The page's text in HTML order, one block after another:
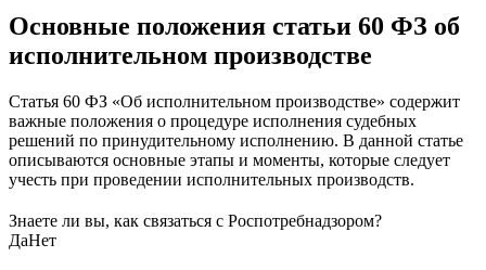
Основные положения статьи 60 ФЗ об
исполнительном производстве
Статья 60 ФЗ «Об исполнительном производстве» содержит
важные положения о процедуре исполнения судебных
решений по принудительному исполнению. В данной статье
описываются основные этапы и моменты, которые следует
учесть при проведении исполнительных производств.
Знаете ли вы, как связаться с Роспотребнадзором?
ДаНет